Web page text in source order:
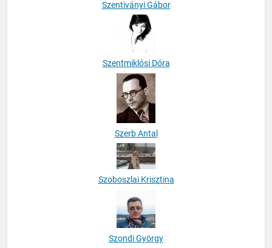
Szentmiklósi Dóra
Szerb Antal
Szoboszlai Krisztina
Szondi György
Sztaneva Bianka